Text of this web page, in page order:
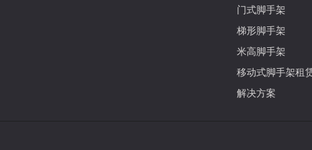
门式脚手架
梯形脚手架
米高脚手架
移动式脚手架租
解决方案